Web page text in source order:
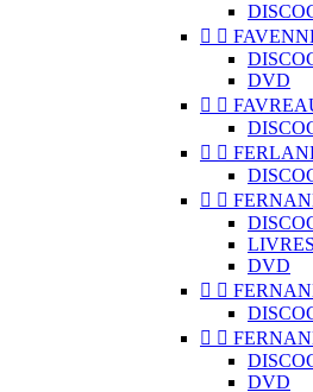
 
DVD
 
 
 
LIVRES
DVD
 
 
DVD